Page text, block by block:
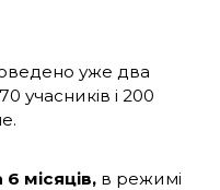
уже два
учасників і 200
6 місяців, в режимі